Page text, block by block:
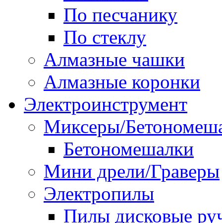
По песчанику
По стеклу
Алмазные чашки
Алмазные коронки
Электроинструмент
Миксеры/
Бетономешалки
Мини дрели/Граверы
Электропилы
Пилы дисковые